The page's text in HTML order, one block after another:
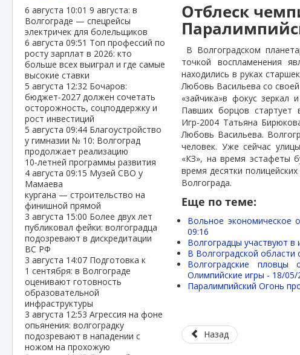
6 августа 10:01 9 августа: в
Волгограде — спецрейсы
электричек для болельщиков
6 августа 09:51 Топ профессий по
росту зарплат в 2026: кто
больше всех выиграл и где самые
высокие ставки
5 августа 12:32 Бочаров:
бюджет‑2027 должен сочетать
осторожность, соцподдержку и
рост инвестиций
5 августа 09:44 Благоустройство
у гимназии № 10: Волгоград
продолжает реализацию
10‑летней программы развития
4 августа 09:15 Музей СВО у
Мамаева
кургана — строительство на
финишной прямой
3 августа 15:00 Более двух лет
публиковал фейки: волгоградца
подозревают в дискредитации
ВС РФ
3 августа 14:07 Подготовка к
1 сентября: в Волгограде
оценивают готовность
образовательной
инфраструктуры
3 августа 12:53 Агрессия на фоне
опьянения: волгоградку
подозревают в нападении с
ножом на прохожую
Отблеск
В Волгоградском
точкой воспламенения
находились в руках
Любовь Васильева со
«зайчика»в фокус
Павших борцов стартует
Игр-2004 Татьяна
Любовь Васильева.
человек. Уже сейчас
«КЗ», на время эстафеты
время десятки
Волгограда.
Еще по теме:
Вольное экономическое
09:16
Волгоградцы участвуют
В Волгоградской области
Волгоградские
Олимпийские игры - 18/05/
Паралимпийский Огонь
Назад